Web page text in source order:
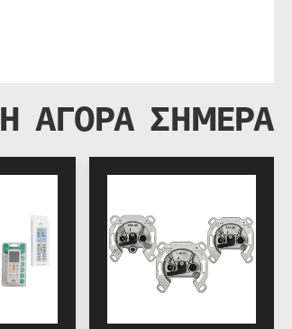
Η ΑΓΟΡΑ ΣΗΜΕΡΑ